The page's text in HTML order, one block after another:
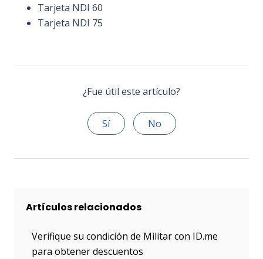
Tarjeta NDI 60
Tarjeta NDI 75
¿Fue útil este artículo?
Sí No
Artículos relacionados
Verifique su condición de Militar con ID.me
para obtener descuentos